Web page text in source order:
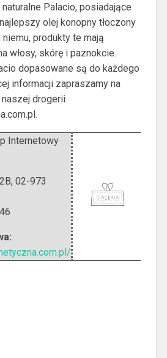
Palacio, posiadające
olej konopny tłoczony
produkty te mają
włosy, skórę i paznokcie.
dopasowane są do każdego
informacji zapraszamy na
drogerii
Internetowy
, 02-973